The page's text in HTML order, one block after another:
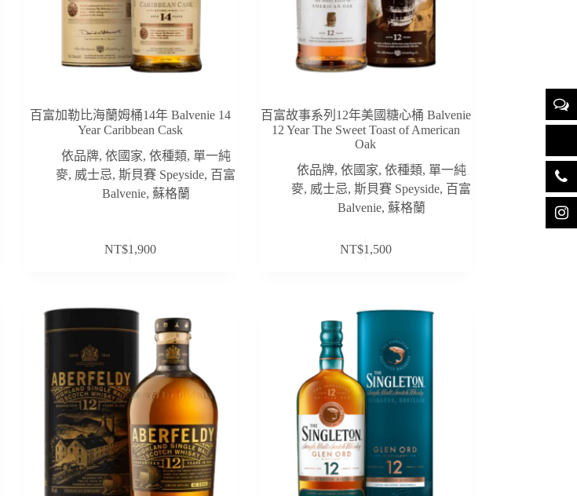
百富加勒比海蘭姆桶14年 Balvenie 14
Year Caribbean Cask
依品牌, 依國家, 依種類, 單一純
麥, 威士忌,斯貝賽 Speyside, 百富
Balvenie, 蘇格蘭
NT$1,900
百富故事系列12年美國糖心桶 Balvenie
12 Year The Sweet Toast of American
Oak
依品牌, 依國家, 依種類, 單一純
麥, 威士忌,斯貝賽 Speyside, 百富
Balvenie, 蘇格蘭
NT$1,500